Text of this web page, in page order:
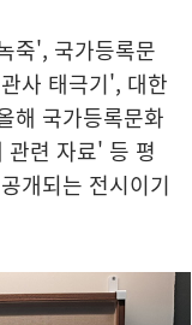
죽', 국가등록문
사 태극기', 대한
해 국가등록문화
관련 자료' 등 평
개되는 전시이기